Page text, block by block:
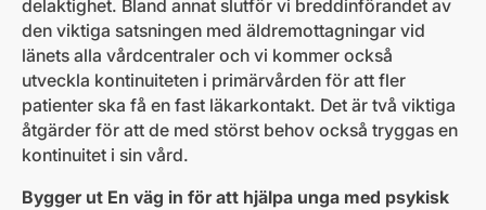
delaktighet. Bland annat slutför vi breddinförandet av
den viktiga satsningen med äldremottagningar vid
länets alla vårdcentraler och vi kommer också
utveckla kontinuiteten i primärvården för att fler
patienter ska få en fast läkarkontakt. Det är två viktiga
åtgärder för att de med störst behov också tryggas en
kontinuitet i sin vård.
Bygger ut En väg in för att hjälpa unga med psykisk